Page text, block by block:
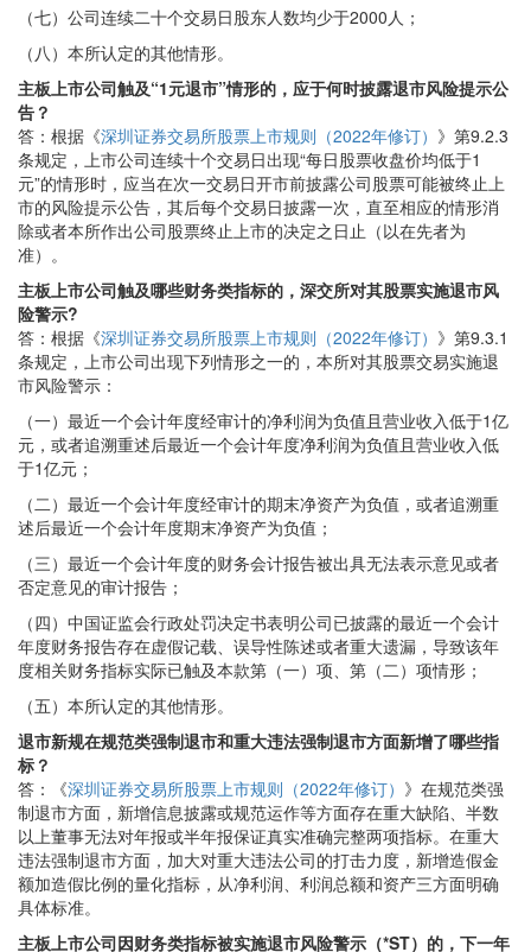
（七）公司连续二十个交易日股东人数均少于2000人；
（八）本所认定的其他情形。
主板上市公司触及“1元退市”情形的，应于何时披露退市风险提示公
告？
答：根据《深圳证券交易所股票上市规则（2022年修订） 》第9.2.3
条规定，上市公司连续十个交易日出现“每日股票收盘价均低于1
元”的情形时，应当在次一交易日开市前披露公司股票可能被终止上
市的风险提示公告，其后每个交易日披露一次，直至相应的情形消
除或者本所作出公司股票终止上市的决定之日止（以在先者为
准）。
主板上市公司触及哪些财务类指标的，深交所对其股票实施退市风
险警示?
答：根据《深圳证券交易所股票上市规则（2022年修订） 》第9.3.1
条规定，上市公司出现下列情形之一的，本所对其股票交易实施退
市风险警示：
（一）最近一个会计年度经审计的净利润为负值且营业收入低于1亿
元，或者追溯重述后最近一个会计年度净利润为负值且营业收入低
于1亿元；
（二）最近一个会计年度经审计的期末净资产为负值，或者追溯重
述后最近一个会计年度期末净资产为负值；
（三）最近一个会计年度的财务会计报告被出具无法表示意见或者
否定意见的审计报告；
（四）中国证监会行政处罚决定书表明公司已披露的最近一个会计
年度财务报告存在虚假记载、误导性陈述或者重大遗漏，导致该年
度相关财务指标实际已触及本款第（一）项、第（二）项情形；
（五）本所认定的其他情形。
退市新规在规范类强制退市和重大违法强制退市方面新增了哪些指
标？
答：《深圳证券交易所股票上市规则（2022年修订） 》在规范类强
制退市方面，新增信息披露或规范运作等方面存在重大缺陷、半数
以上董事无法对年报或半年报保证真实准确完整两项指标。在重大
违法强制退市方面，加大对重大违法公司的打击力度，新增造假金
额加造假比例的量化指标，从净利润、利润总额和资产三方面明确
具体标准。
主板上市公司因财务类指标被实施退市风险警示（*ST）的，下一年